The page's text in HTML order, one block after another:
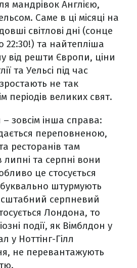
мандрівок Англією,
Саме в ці місяці на
світлові дні (сонце
22:30!) та найтепліша
від решти Європи, ціни
та Уельсі під час
не так
періодів великих свят.
зовсім інша справа:
переповненою,
та ресторанів там
та серпні вони
це стосується
штурмують
серпневий
Лондона, то
події, як Вімблдон у
у Ноттінг-Гілл
не перевантажують